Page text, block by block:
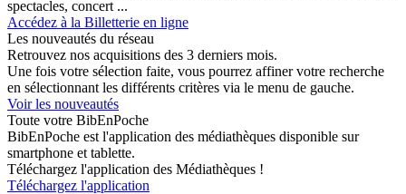
spectacles, concert ...
Accédez à la Billetterie en ligne
Les nouveautés du réseau
Retrouvez nos acquisitions des 3 derniers mois.
Une fois votre sélection faite, vous pourrez affiner votre recherche
en sélectionnant les différents critères via le menu de gauche.
Voir les nouveautés
Toute votre BibEnPoche
BibEnPoche est l'application des médiathèques disponible sur
smartphone et tablette.
Téléchargez l'application des Médiathèques !
Téléchargez l'application